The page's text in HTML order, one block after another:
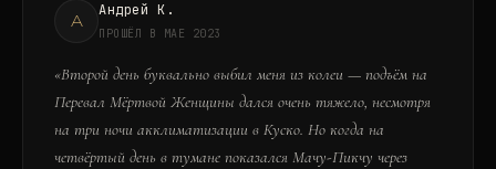
А
Андрей К.
ПРОШЁЛ В МАЕ 2023
«Второй день буквально выбил меня из колеи — подъём на
Перевал Мёртвой Женщины дался очень тяжело, несмотря
на три ночи акклиматизации в Куско. Но когда на
четвёртый день в тумане показался Мачу-Пикчу через